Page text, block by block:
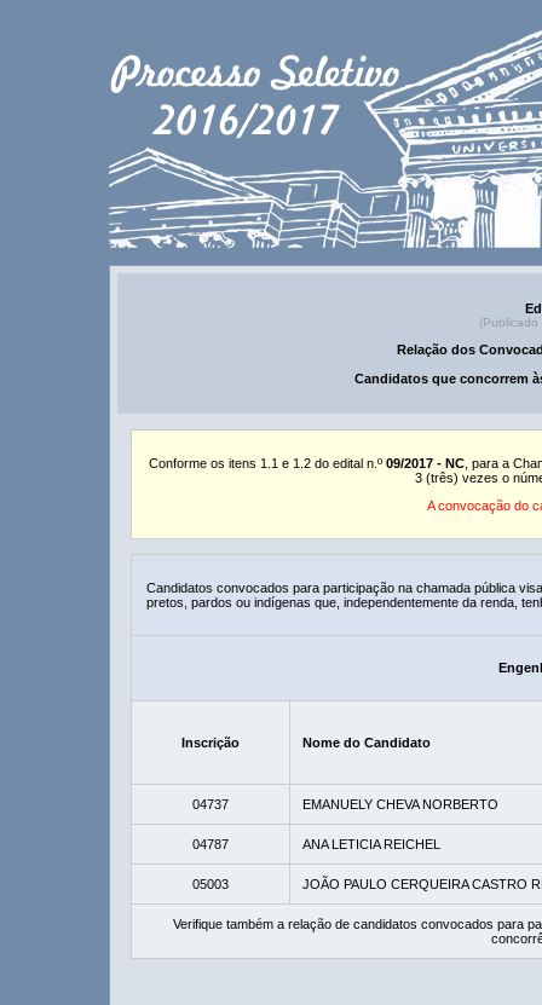
(Publicado
Relação dos
Candidatos que concorrem
Conforme os itens 1.1 e 1.2 do edital n.º 09/2017 - NC , para a
3 (três) vezes o
A convocação do
Candidatos convocados para participação na chamada pública
pretos, pardos ou indígenas que, independentemente da renda,
Inscrição Nome do Candidato
04737 EMANUELY CHEVA NORBERTO
04787 ANA LETICIA REICHEL
05003 JOÃO PAULO CERQUEIRA CASTRO
Verifique também a relação de candidatos convocados para